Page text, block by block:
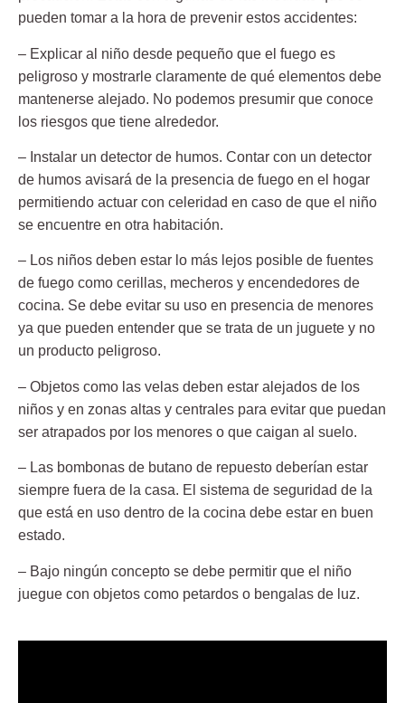
pueden tomar a la hora de prevenir estos accidentes:
– Explicar al niño desde pequeño que el fuego es
peligroso y mostrarle claramente de qué elementos debe
mantenerse alejado. No podemos presumir que conoce
los riesgos que tiene alrededor.
– Instalar un detector de humos. Contar con un detector
de humos avisará de la presencia de fuego en el hogar
permitiendo actuar con celeridad en caso de que el niño
se encuentre en otra habitación.
– Los niños deben estar lo más lejos posible de fuentes
de fuego como cerillas, mecheros y encendedores de
cocina. Se debe evitar su uso en presencia de menores
ya que pueden entender que se trata de un juguete y no
un producto peligroso.
– Objetos como las velas deben estar alejados de los
niños y en zonas altas y centrales para evitar que puedan
ser atrapados por los menores o que caigan al suelo.
– Las bombonas de butano de repuesto deberían estar
siempre fuera de la casa. El sistema de seguridad de la
que está en uso dentro de la cocina debe estar en buen
estado.
– Bajo ningún concepto se debe permitir que el niño
juegue con objetos como petardos o bengalas de luz.